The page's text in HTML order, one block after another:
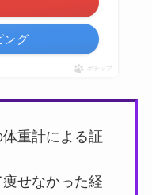
ング
ポチップ
重計による証
せなかった経